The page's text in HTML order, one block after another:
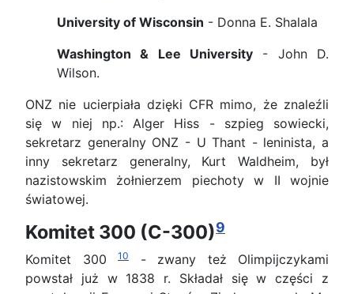
University of Wisconsin - Donna E. Shalala
Washington & Lee University - John D.
Wilson.
ONZ nie ucierpiała dzięki CFR mimo, że znaleźli
się w niej np.: Alger Hiss - szpieg sowiecki,
sekretarz generalny ONZ - U Thant - leninista, a
inny sekretarz generalny, Kurt Waldheim, był
nazistowskim żołnierzem piechoty w II wojnie
światowej.
Komitet 300 (C-300)9
Komitet 300 10
- zwany też Olimpijczykami
powstał już w 1838 r. Składał się w części z